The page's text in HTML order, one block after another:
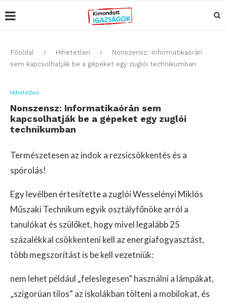
Főoldal Hihetetlen
Nonszensz: Informatikaórán
sem kapcsolhatják be a gépeket egy zuglói technikumban
Hihetetlen
Nonszensz: Informatikaórán sem
kapcsolhatják be a gépeket egy zuglói
technikumban
Természetesen az indok a rezsicsökkentés és a
spórolás!
Egy levélben értesítette a zuglói Wesselényi Miklós
Műszaki Technikum egyik osztályfőnöke arról a
tanulókat és szülőket, hogy mivel legalább 25
százalékkal csökkenteni kell az energiafogyasztást,
több megszorítást is be kell vezetniük:
nem lehet például „feleslegesen” használni a lámpákat,
„szigorúan tilos” az iskolákban tölteni a mobilokat, és